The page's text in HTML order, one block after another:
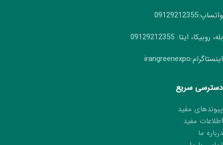
واتساپ:09129212355
بله، روبیکا، ایتا: 09129212355
اینستاگرام:irangreenexpo
دسترسی سریع
پیوندهای مفید
اطلاعات مفید
درباره ما